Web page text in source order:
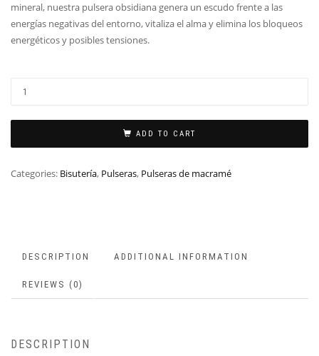
mineral, nuestra pulsera obsidiana genera un escudo frente a las
energías negativas del entorno, vitaliza el alma y elimina los bloqueos
energéticos y posibles tensiones.
ADD TO CART
Categories: Bisutería, Pulseras, Pulseras de macramé
DESCRIPTION ADDITIONAL INFORMATION
REVIEWS (0)
DESCRIPTION